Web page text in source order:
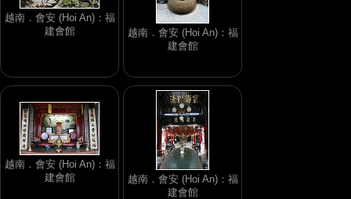
越南．會安 (Hoi An)：福
建會館
越南．會安 (Hoi An)：福
建會館
越南．會安 (Hoi An)：福
建會館
越南．會安 (Hoi An)：福
建會館